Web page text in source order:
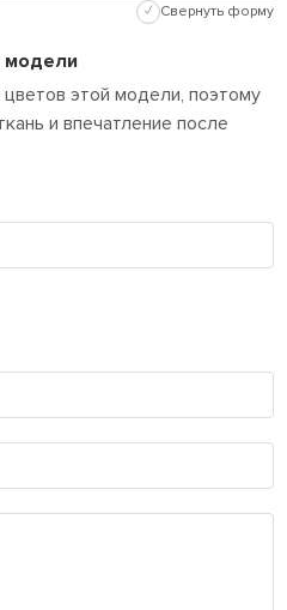
✓ Свернуть форму
модели
этой модели, поэтому
и впечатление после